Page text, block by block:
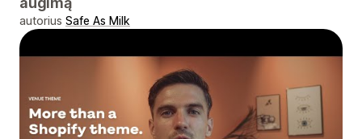
autorius Safe As Milk